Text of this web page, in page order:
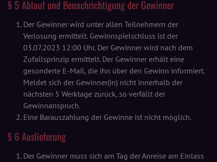
§ 5 Ablauf und Benachrichtigung der Gewinner
Der Gewinner wird unter allen Teilnehmern der
Verlosung ermittelt. Gewinnspielschluss ist der
03.07.2023 12:00 Uhr. Der Gewinner wird nach dem
Zufallsprinzip ermittelt. Der Gewinner erhält eine
gesonderte E-Mail, die ihn über den Gewinn informiert.
Meldet sich der Gewinner(in) nicht innerhalb der
nächsten 5 Werktage zurück, so verfällt der
Gewinnanspruch.
Eine Barauszahlung der Gewinne ist nicht möglich.
§ 6 Auslieferung
Der Gewinner muss sich am Tag der Anreise am Einlass